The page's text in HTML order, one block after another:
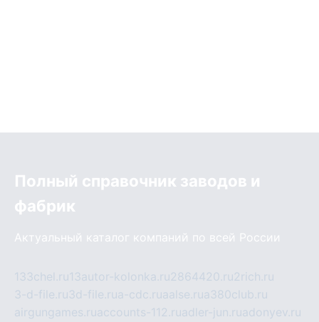
Полный справочник заводов и
фабрик
Актуальный каталог компаний по всей России
133chel.ru13autor-kolonka.ru2864420.ru2rich.ru
3-d-file.ru3d-file.rua-cdc.ruaalse.rua380club.ru
airgungames.ruaccounts-112.ruadler-jun.ruadonyev.ru